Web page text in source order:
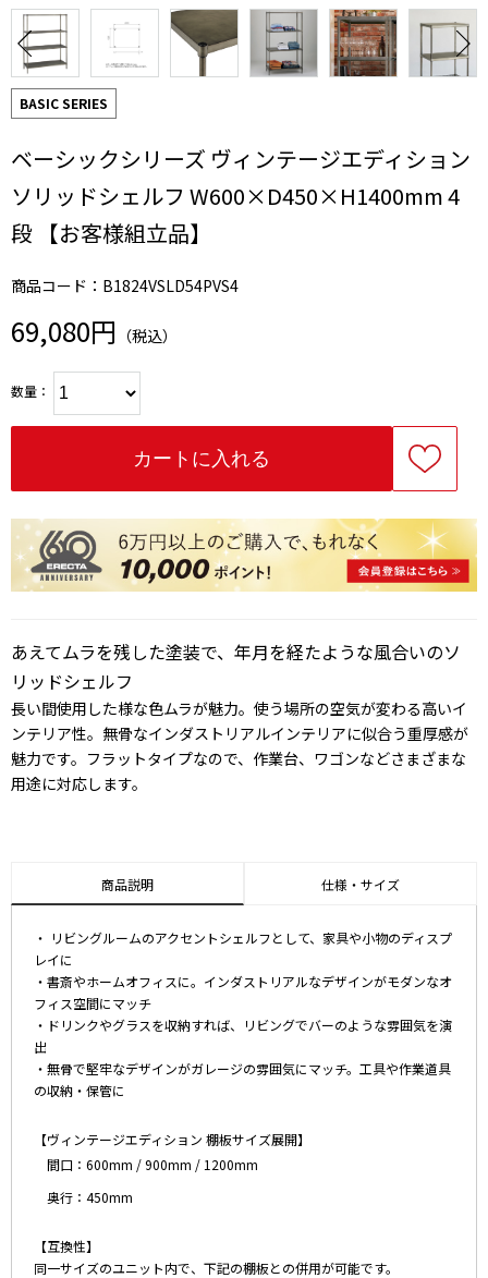
BASIC SERIES
ベーシックシリーズ ヴィンテージエディション
ソリッドシェルフ W600×D450×H1400mm 4
段 【お客様組立品】
商品コード：B1824VSLD54PVS4
69,080円 （税込）
数量：
あえてムラを残した塗装で、年月を経たような風合いのソ
リッドシェルフ
長い間使用した様な色ムラが魅力。使う場所の空気が変わる高いイ
ンテリア性。無骨なインダストリアルインテリアに似合う重厚感が
魅力です。フラットタイプなので、作業台、ワゴンなどさまざまな
用途に対応します。
商品説明 仕様・サイズ
・ リビングルームのアクセントシェルフとして、家具や小物のディスプ
レイに
・書斎やホームオフィスに。インダストリアルなデザインがモダンなオ
フィス空間にマッチ
・ドリンクやグラスを収納すれば、リビングでバーのような雰囲気を演
出
・無骨で堅牢なデザインがガレージの雰囲気にマッチ。工具や作業道具
の収納・保管に
【ヴィンテージエディション 棚板サイズ展開】
間口：600mm / 900mm / 1200mm
奥行：450mm
【互換性】
同一サイズのユニット内で、下記の棚板との併用が可能です。